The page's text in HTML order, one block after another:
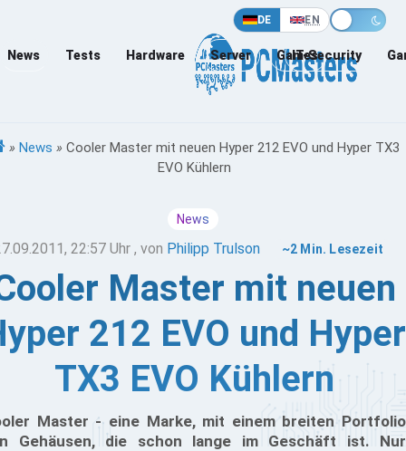
DE EN
News Tests Hardware Server Games
IT-Security
» News » Cooler Master mit neuen Hyper 212 EVO und Hyper TX3
EVO Kühlern
News
22:57 Uhr , von Philipp Trulson ~2 Min. Lesezeit
Master mit neuen
212 EVO und Hyper
TX3 EVO Kühlern
Master - eine Marke, mit einem breiten Portfolio
Gehäusen, die schon lange im Geschäft ist. Nur